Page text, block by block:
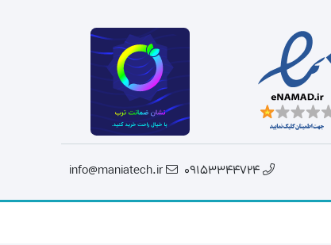
09153344724
info@maniatech.ir